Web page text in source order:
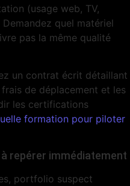
(usage web, TV,
quel matériel
pas la même qualité
un contrat écrit détaillant
de déplacement et les
les certifications
formation pour piloter
repérer immédiatement
portfolio suspect